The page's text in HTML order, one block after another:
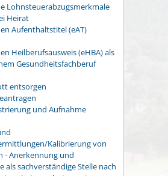
Lohnsteuerabzugsmerkmale
Heirat
Aufenthaltstitel (eAT)
Heilberufsausweis (eHBA) als
Gesundheitsfachberuf
entsorgen
und Aufnahme
Kalibrierung von
- Anerkennung und
als sachverständige Stelle nach